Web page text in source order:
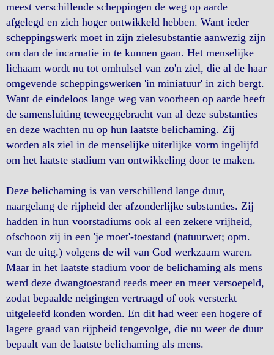
meest verschillende scheppingen de weg op aarde
afgelegd en zich hoger ontwikkeld hebben. Want ieder
scheppingswerk moet in zijn zielesubstantie aanwezig zijn
om dan de incarnatie in te kunnen gaan. Het menselijke
lichaam wordt nu tot omhulsel van zo'n ziel, die al de haar
omgevende scheppingswerken 'in miniatuur' in zich bergt.
Want de eindeloos lange weg van voorheen op aarde heeft
de samensluiting teweeggebracht van al deze substanties
en deze wachten nu op hun laatste belichaming. Zij
worden als ziel in de menselijke uiterlijke vorm ingelijfd
om het laatste stadium van ontwikkeling door te maken.
Deze belichaming is van verschillend lange duur,
naargelang de rijpheid der afzonderlijke substanties. Zij
hadden in hun voorstadiums ook al een zekere vrijheid,
ofschoon zij in een 'je moet'-toestand (natuurwet; opm.
van de uitg.) volgens de wil van God werkzaam waren.
Maar in het laatste stadium voor de belichaming als mens
werd deze dwangtoestand reeds meer en meer versoepeld,
zodat bepaalde neigingen vertraagd of ook versterkt
uitgeleefd konden worden. En dit had weer een hogere of
lagere graad van rijpheid tengevolge, die nu weer de duur
bepaalt van de laatste belichaming als mens.